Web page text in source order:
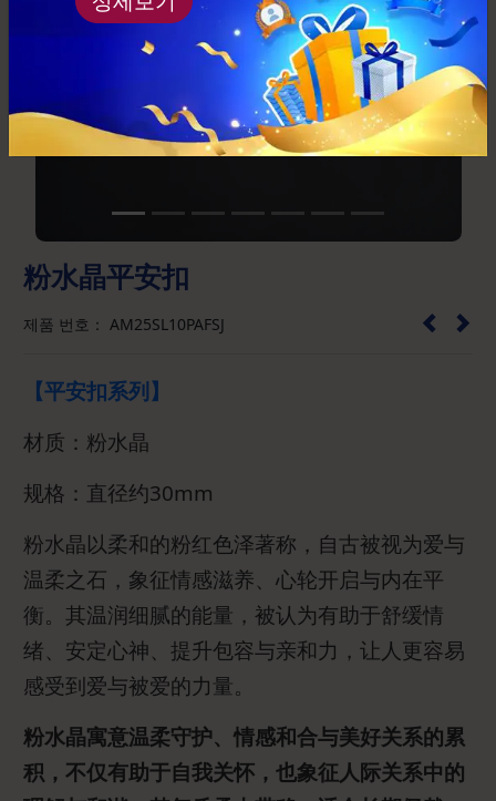
Next
粉水晶平安扣
제품 번호： AM25SL10PAFSJ
【平安扣系列】
材质：粉水晶
规格：直径约30mm
粉水晶以柔和的粉红色泽著称，自古被视为爱与
温柔之石，象征情感滋养、心轮开启与内在平
衡。其温润细腻的能量，被认为有助于舒缓情
绪、安定心神、提升包容与亲和力，让人更容易
感受到爱与被爱的力量。
粉水晶寓意温柔守护、情感和合与美好关系的累
积，不仅有助于自我关怀，也象征人际关系中的